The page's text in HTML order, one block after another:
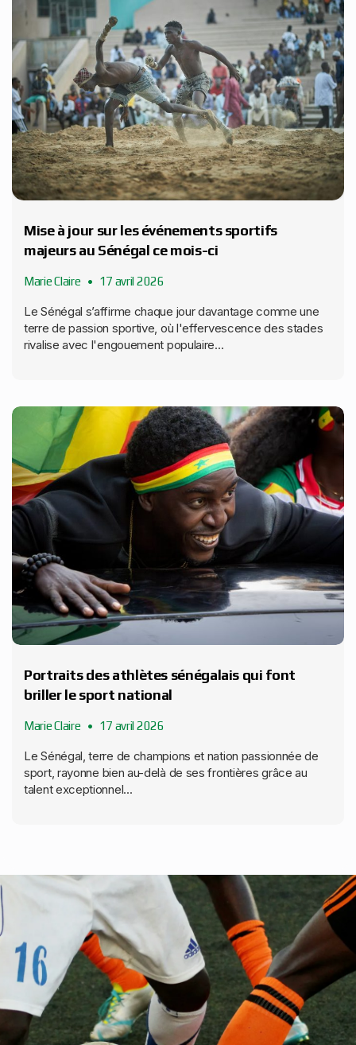
Mise à jour sur les événements sportifs
majeurs au Sénégal ce mois-ci
Marie Claire 17 avril 2026
Le Sénégal s’affirme chaque jour davantage comme une
terre de passion sportive, où l'effervescence des stades
rivalise avec l'engouement populaire...
Portraits des athlètes sénégalais qui font
briller le sport national
Marie Claire 17 avril 2026
Le Sénégal, terre de champions et nation passionnée de
sport, rayonne bien au-delà de ses frontières grâce au
talent exceptionnel...